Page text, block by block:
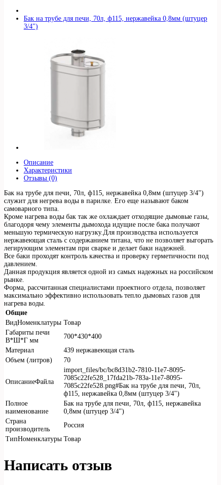
Бак на трубе для печи, 70л, ф115, нержавейка 0,8мм (штуцер
3/4")
Описание
Характеристики
Отзывы (0)
Бак на трубе для печи, 70л, ф115, нержавейка 0,8мм (штуцер 3/4")
служит для негрева воды в парилке. Его еще называют баком
самоварного типа.
Кроме нагрева воды бак так же охлаждает отходящие дымовые газы,
благодоря чему элементы дымохода идущие после бака получают
меньшую термическую нагрузку.Для производства используется
нержавеющая сталь с содержанием титана, что не позволяет выгорать
легирующим элементам при сварке и делает баки надежней.
Все баки проходят контроль качества и проверку герметичности под
давлением.
Данная продукция является одной из самых надежных на российском
рынке.
Форма, рассчитанная специалистами проектного отдела, позволяет
максимально эффективно использовать тепло дымовых газов для
нагрева воды.
Общие
ВидНоменклатуры Товар
Габариты печи
В*Ш*Г мм
700*430*400
Материал
439 нержавеющая сталь
Объем (литров)
70
ОписаниеФайла
import_files/bc/bc8d31b2-7810-11e7-8095-
7085c22fe528_17fda21b-783a-11e7-8095-
7085c22fe528.png#Бак на трубе для печи, 70л,
ф115, нержавейка 0,8мм (штуцер 3/4")
Полное
наименование
Бак на трубе для печи, 70л, ф115, нержавейка
0,8мм (штуцер 3/4")
Страна
производитель
Россия
ТипНоменклатуры Товар
Написать отзыв